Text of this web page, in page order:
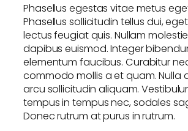
Phasellus egestas vitae metus
Phasellus sollicitudin tellus dui,
lectus feugiat quis. Nullam
dapibus euismod. Integer
elementum faucibus. Curabitur
commodo mollis a et quam. Nulla
arcu sollicitudin aliquam.
tempus in tempus nec, sodales
Donec rutrum at purus in rutrum.